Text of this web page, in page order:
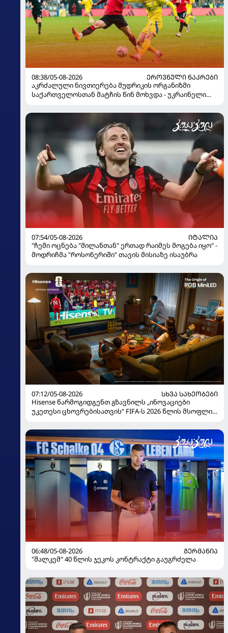
08:38/05-08-2026
ᲔᲠᲝᲕᲜᲣᲚᲘ ᲜᲐᲙᲠᲔᲑᲘ
აკრძალული ნივთიერება მუდრიკის ორგანიზმი
საქართველოსთან მატჩის წინ მოხვდა - უკრაინელი
ინფორმაციას ავრცელებს
07:54/05-08-2026
ᲘᲢᲐᲚᲘᲐ
"ჩემი ოცნება "მილანთან" ერთად რაიმეს მოგება იყო" -
მოდრიჩმა "როსონერიში" თავის მისიაზე ისაუბრა
07:12/05-08-2026
ᲡᲮᲕᲐ ᲡᲐᲮᲔᲝᲑᲔᲑᲘ
Hisense წარმოგიდგენთ გზავნილს „ინოვაციები
უკეთესი ცხოვრებისათვის“ FIFA-ს 2026 წლის მსოფლიო
06:48/05-08-2026
ᲒᲔᲠᲛᲐᲜᲘᲐ
"შალკემ" 40 წლის ჯეკოს კონტრაქტი გაუგრძელა